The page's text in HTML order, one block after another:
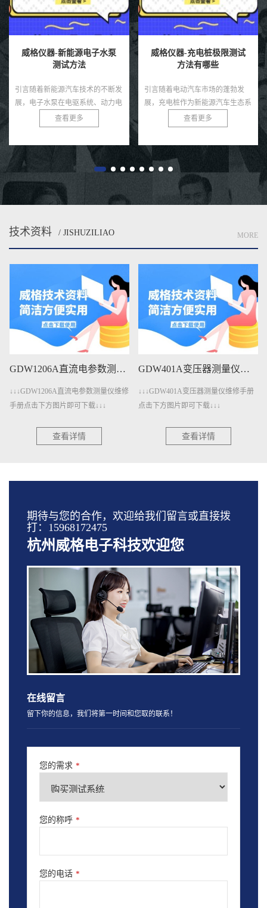
威格仪器-充电桩极限测试
方法有哪些
引言随着电动汽车市场的蓬勃发
展，充电桩作为新能源汽车生态系
统的核心基础设施，其性能和可靠
性直接影响用户体验和电网安全。
查看更多
威格仪器-关节电机力矩测
试方法
引言关节电机是机器人、机械臂和
自动化设备中的核心驱动部件，其
力矩输出直接决定了系统的运动精
度、负载能力和稳定性。无论是工
节...
查看更多
技术资料 / JISHUZILIAO MORE
GDW401A变压器测量仪维修手册下载
↓↓↓GDW401A变压器测量仪维修手册
点击下方图片即可下载↓↓↓
查看详情
GDW401变压器测量仪维修手册下载
↓↓↓GDW401变压器测量仪维修手册点
击下方图片即可下载↓↓↓
查看详情
期待与您的合作，欢迎给我们留言或直接拨
打：15968172475
杭州威格电子科技欢迎您
在线留言
留下你的信息，我们将第一时间和您取的联系！
您的需求 *
您的称呼 *
您的电话 *